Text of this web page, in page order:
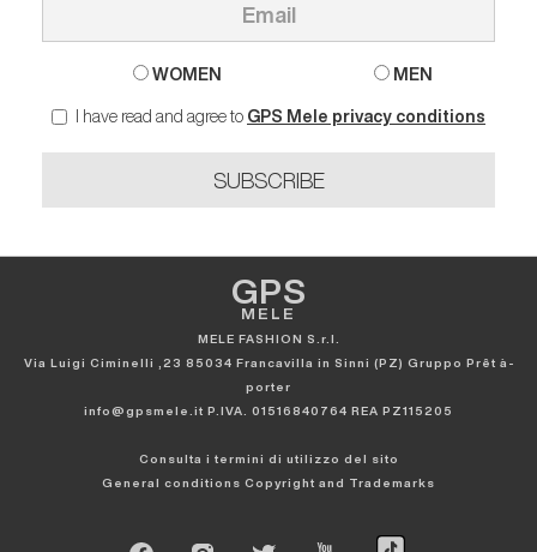
WOMEN MEN
I have read and agree to GPS Mele privacy conditions
SUBSCRIBE
GPS
MELE
MELE FASHION S.r.l.
Via Luigi Ciminelli ,23 85034 Francavilla in Sinni (PZ) Gruppo Prêt à-
porter
info@gpsmele.it P.IVA. 01516840764 REA PZ115205
Consulta i termini di utilizzo del sito
General conditions Copyright and Trademarks